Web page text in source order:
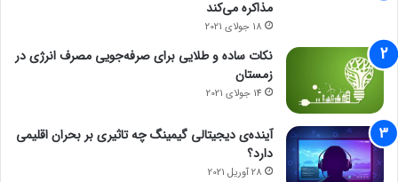
مذاکره می‌کند
18 جولای 2021
نکات ساده و طلایی برای صرفه‌جویی مصرف انرژی در
زمستان
14 جولای 2021
آینده‌ی دیجیتالی گیمینگ چه تاثیری بر بحران اقلیمی
دارد؟
28 آوریل 2021